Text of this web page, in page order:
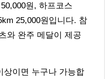
원, 하프코스
25,000원입니다. 참
와 완주 메달이 제공
상이면 누구나 가능합